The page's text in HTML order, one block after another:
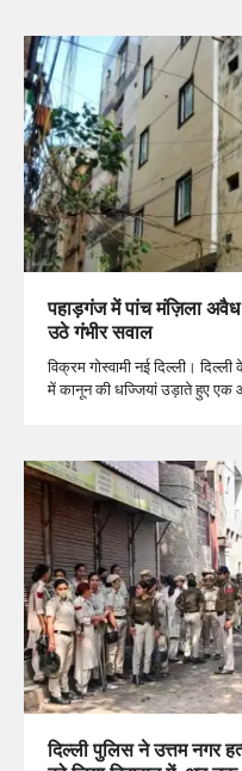
पहाड़गंज में पांच मंज़िला अवैध
उठे गंभीर सवाल
विक्रम गोस्वामी नई दिल्ली।
में कानून की धज्जियां उड़ाते हुए
दिल्ली पुलिस ने उत्तम नगर